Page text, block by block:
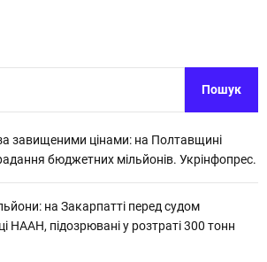
Пошук
завищеними цінами: на Полтавщині
бюджетних мільйонів. Укрінфопрес.
на Закарпатті перед судом
НААН, підозрювані у розтраті 300 тонн